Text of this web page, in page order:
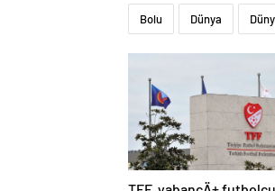
Bolu Dünya